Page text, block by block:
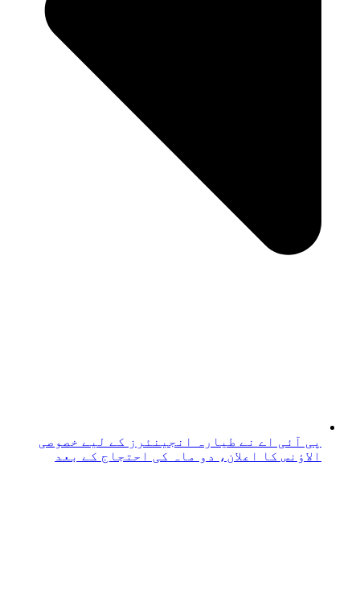
پی آئی اے نے طیارہ انجینئرز کے لیے خصوصی
الاؤنس کا اعلان، دو ماہ کی احتجاج کے بعد